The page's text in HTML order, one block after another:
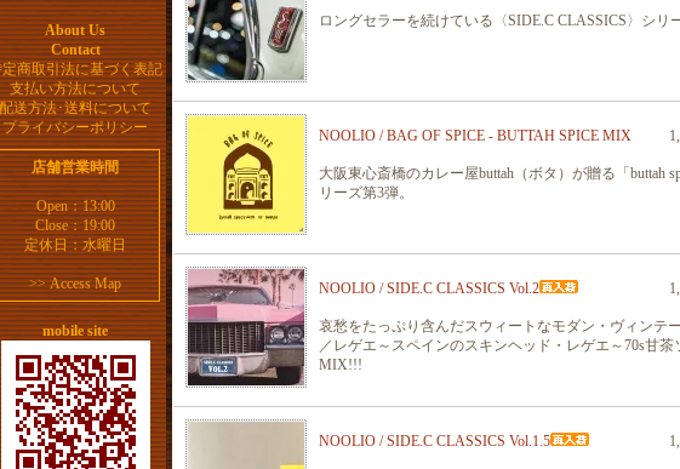
About Us
Contact
商取引法に基づく表記
支払い方法について
配送方法･送料について
プライバシーポリシー
店舗営業時間
Open：13:00
Close：19:00
定休日：水曜日
>>Access Map
mobile site
ロングセラーを続けている〈SIDE.C CLASSICS〉シリ
NOOLIO / BAG OF SPICE - BUTTAH SPICE MIX
大阪東心斎橋のカレー屋buttah（ボタ）が贈る「buttah
リーズ第3弾。
NOOLIO / SIDE.C CLASSICS Vol.2
哀愁をたっぷり含んだスウィートなモダン・ヴィンテ
／レゲエ～スペインのスキンヘッド・レゲエ～70s甘茶
MIX!!!
NOOLIO / SIDE.C CLASSICS Vol.1.5